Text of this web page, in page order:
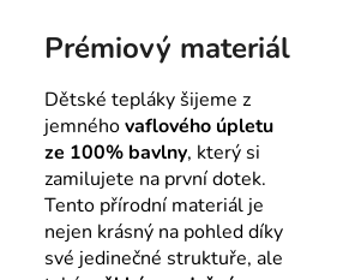
Prémiový materiál
Dětské tepláky šijeme z
jemnéhovaflového úpletu
ze 100% bavlny, který si
zamilujete na první dotek.
Tento přírodní materiál je
nejen krásný na pohled díky
své jedinečné struktuře, ale